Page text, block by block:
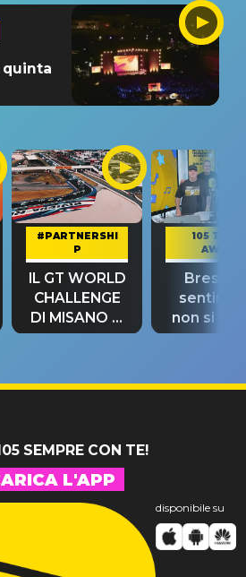
quinta
#PARTNERSHI
P
IL GT WORLD
CHALLENGE
DI MISANO si
riconferma
105 TAKE
AWAY
Bresh:
non si
fino alla
SEMPRE CON TE!
L'APP
disponibile su